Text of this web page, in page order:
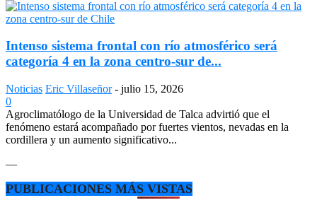
Intenso sistema frontal con río atmosférico será
categoría 4 en la zona centro-sur de...
Noticias Eric Villaseñor - julio 15, 2026
0
Agroclimatólogo de la Universidad de Talca advirtió que el
fenómeno estará acompañado por fuertes vientos, nevadas en la
cordillera y un aumento significativo...
—
PUBLICACIONES MÁS VISTAS